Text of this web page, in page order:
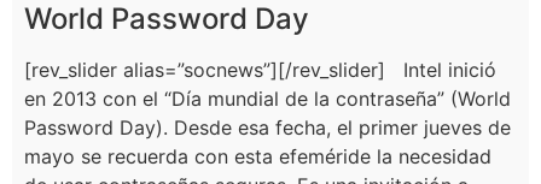
World Password Day
[rev_slider alias=”socnews”][/rev_slider] Intel inició
en 2013 con el “Día mundial de la contraseña” (World
Password Day). Desde esa fecha, el primer jueves de
mayo se recuerda con esta efeméride la necesidad